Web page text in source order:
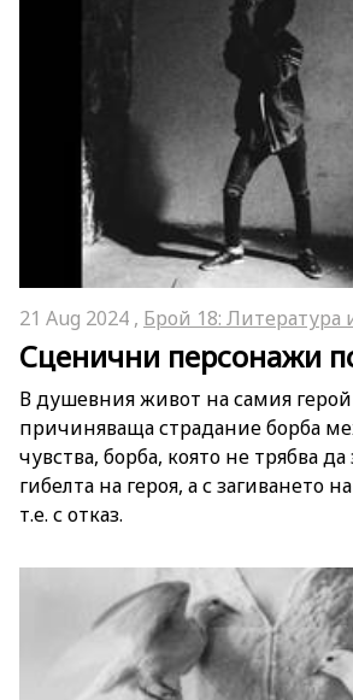
21 Aug 2024 , Брой 18: Литература
Сценични персонажи
В душевния живот на самия герой
причиняваща страдание борба
чувства, борба, която не трябва
гибелта на героя, а с загиването
т.е. с отказ.